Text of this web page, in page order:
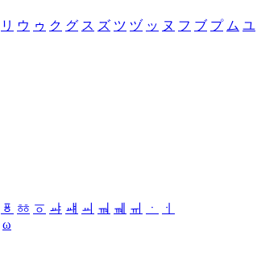
リ ウ ゥ ク グ ス ズ ツ ヅ ッ ヌ フ ブ プ ム ユ
ㆄ ㆅ ㆆ ㆇ ㆈ ㆉ ㆊ ㆋ ㆌ ㆍ
ㆎ
ω